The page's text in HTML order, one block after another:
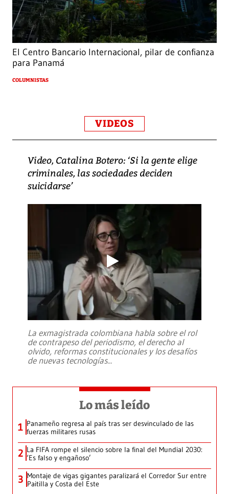
El Centro Bancario Internacional, pilar de confianza
para Panamá
COLUMNISTAS
VIDEOS
Video, Catalina Botero: ‘Si la gente elige
criminales, las sociedades deciden
suicidarse’
La exmagistrada colombiana habla sobre el rol
de contrapeso del periodismo, el derecho al
olvido, reformas constitucionales y los desafíos
de nuevas tecnologías...
Lo más leído
1 Panameño regresa al país tras ser desvinculado de las
fuerzas militares rusas
2 La FIFA rompe el silencio sobre la final del Mundial 2030:
‘Es falso y engañoso’
3 Montaje de vigas gigantes paralizará el Corredor Sur entre
Paitilla y Costa del Este